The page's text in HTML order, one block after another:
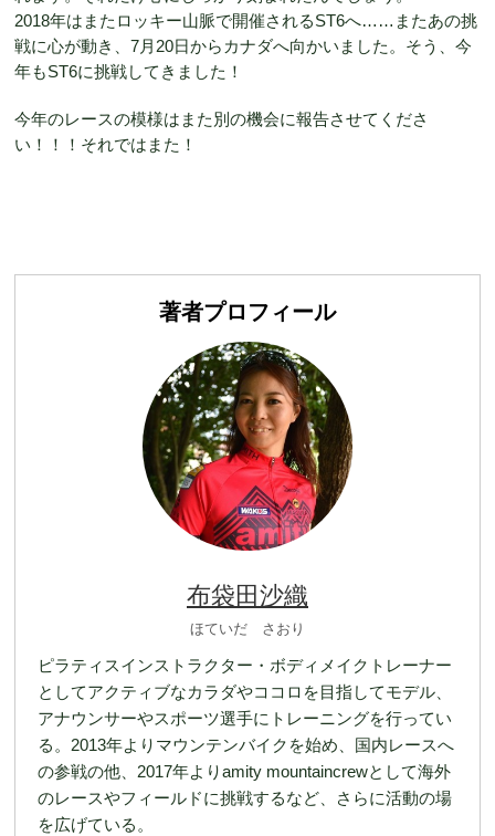
2018年はまたロッキー山脈で開催されるST6へ……またあの挑
戦に心が動き、7月20日からカナダへ向かいました。そう、今
年もST6に挑戦してきました！
今年のレースの模様はまた別の機会に報告させてくださ
い！！！それではまた！
著者プロフィール
布袋田沙織
ほていだ さおり
ピラティスインストラクター・ボディメイクトレーナー
としてアクティブなカラダやココロを目指してモデル、
アナウンサーやスポーツ選手にトレーニングを行ってい
る。2013年よりマウンテンバイクを始め、国内レースへ
の参戦の他、2017年よりamity mountaincrewとして海外
のレースやフィールドに挑戦するなど、さらに活動の場
を広げている。